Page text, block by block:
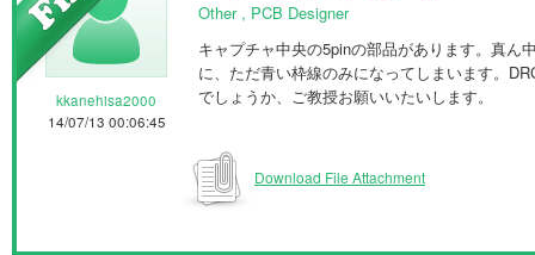
kkanehisa2000
14/07/13 00:06:45
Other, PCB Designer
キャプチャ中央の5pinの部品があります。真ん
に、ただ青い枠線のみになってしまいます。
でしょうか、ご教授お願いいたいします。
Download File Attachment